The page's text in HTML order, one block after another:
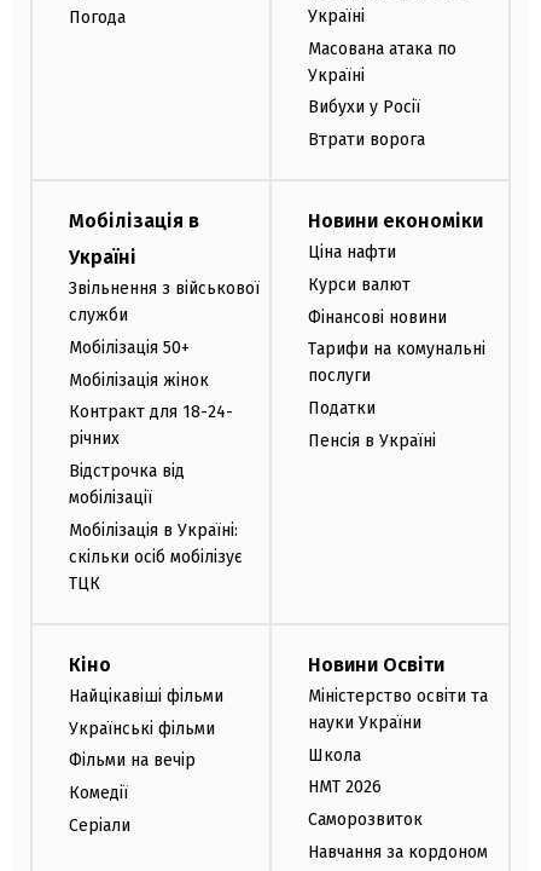
Погода
Україні
Масована атака по
Україні
Вибухи у Росії
Втрати ворога
Мобілізація в
Україні
Звільнення з військової
служби
Мобілізація 50+
Мобілізація жінок
Контракт для 18-24-
річних
Відстрочка від
мобілізації
Мобілізація в Україні:
скільки осіб мобілізує
ТЦК
Новини економіки
Ціна нафти
Курси валют
Фінансові новини
Тарифи на комунальні
послуги
Податки
Пенсія в Україні
Кіно
Найцікавіші фільми
Українські фільми
Фільми на вечір
Комедії
Серіали
Новини Освіти
Міністерство освіти та
науки України
Школа
НМТ 2026
Саморозвиток
Навчання за кордоном